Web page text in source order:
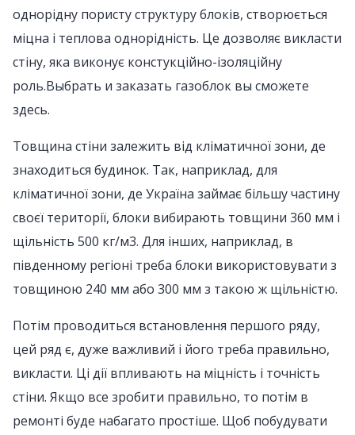
однорідну пористу структуру блоків, створюється
міцна і теплова однорідність. Це дозволяє викласти
стіну, яка виконує констукційно-ізоляційну
роль.Выбрать и заказать газоблок вы сможете
здесь.
Товщина стіни залежить від кліматичної зони, де
знаходиться будинок. Так, наприклад, для
кліматичної зони, де Україна займає більшу частину
своєї території, блоки вибирають товщини 360 мм і
щільність 500 кг/м3. Для інших, наприклад, в
південному регіоні треба блоки використовувати з
товщиною 240 мм або 300 мм з такою ж щільністю.
Потім проводиться встановлення першого ряду,
цей ряд є, дуже важливий і його треба правильно,
викласти. Ці дії впливають на міцність і точність
стіни. Якщо все зробити правильно, то потім в
ремонті буде набагато простіше. Щоб побудувати